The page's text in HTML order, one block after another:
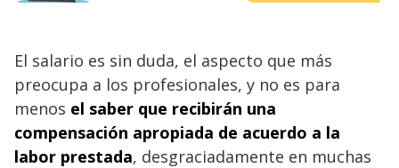
El salario es sin duda, el aspecto que más
preocupa a los profesionales, y no es para
menos el saber que recibirán una
compensación apropiada de acuerdo a la
labor prestada, desgraciadamente en muchas